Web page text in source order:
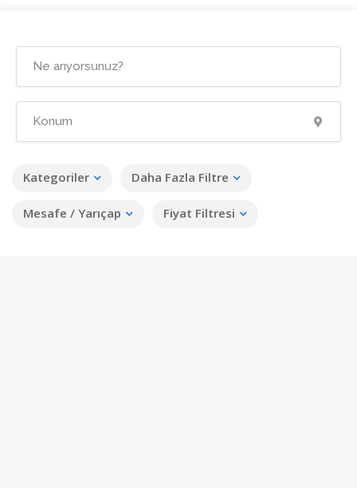
Kategoriler Daha Fazla Filtre
Mesafe / Yarıçap Fiyat Filtresi